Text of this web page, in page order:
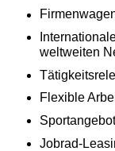
weltweiten
Flexible
Jobrad-